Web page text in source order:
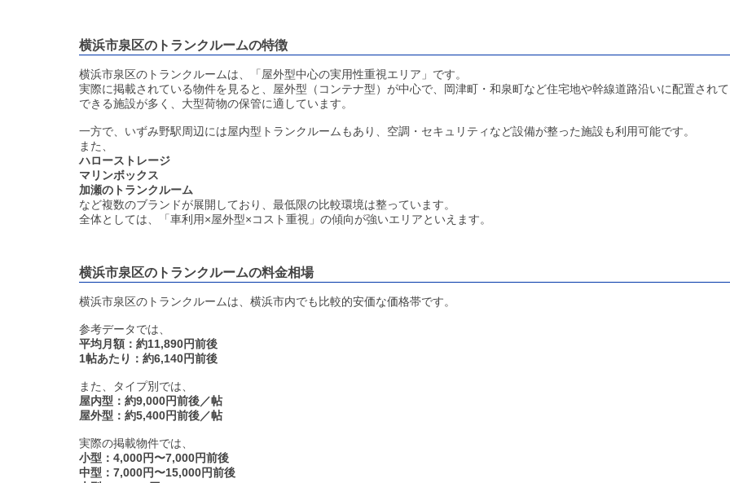
横浜市泉区のトランクルームの特徴
横浜市泉区のトランクルームは、「屋外型中心の実用性重視エリア」です。
実際に掲載されている物件を見ると、屋外型（コンテナ型）が中心で、岡津町・和泉町など住宅地や幹線道路沿いに配置され
できる施設が多く、大型荷物の保管に適しています。
一方で、いずみ野駅周辺には屋内型トランクルームもあり、空調・セキュリティなど設備が整った施設も利用可能です。
また、
ハローストレージ
マリンボックス
加瀬のトランクルーム
など複数のブランドが展開しており、最低限の比較環境は整っています。
全体としては、「車利用×屋外型×コスト重視」の傾向が強いエリアといえます。
横浜市泉区のトランクルームの料金相場
横浜市泉区のトランクルームは、横浜市内でも比較的安価な価格帯です。
参考データでは、
平均月額：約11,890円前後
1帖あたり：約6,140円前後
また、タイプ別では、
屋内型：約9,000円前後／帖
屋外型：約5,400円前後／帖
実際の掲載物件では、
小型：4,000円〜7,000円前後
中型：7,000円〜15,000円前後